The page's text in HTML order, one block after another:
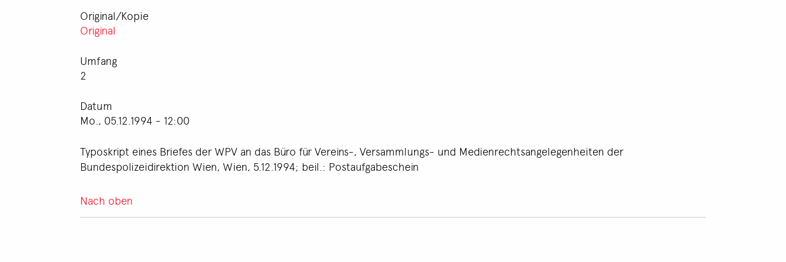
Original/Kopie
Original
Umfang
2
Datum
Mo., 05.12.1994 - 12:00
Typoskript eines Briefes der WPV an das Büro für Vereins-, Versammlungs- und Medienrechtsangelegenheiten der
Bundespolizeidirektion Wien, Wien, 5.12.1994; beil.: Postaufgabeschein
Nach oben